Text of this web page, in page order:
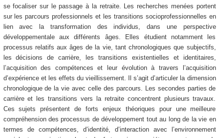
se focaliser sur le passage à la retraite. Les recherches menées portent
sur les parcours professionnels et les transitions socioprofessionnelles en
lien avec la transformation des individus, dans une perspective
développementale aux différents âges. Elles étudient notamment les
processus relatifs aux âges de la vie, tant chronologiques que subjectifs,
les décisions de carrière, les transitions existentielles et identitaires,
l’acquisition des compétences et leur évolution à travers l’acquisition
d’expérience et les effets du vieillissement. Il s’agit d’articuler la dimension
chronologique de la vie avec celle des parcours. Les secondes parties de
carrière et les transitions vers la retraite concentrent plusieurs travaux.
Ces sujets présentent de forts enjeux théoriques pour une meilleure
compréhension des processus de développement tout au long de la vie en
termes de compétences, d’identité, d’interaction avec l’environnement